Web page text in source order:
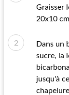
Graisser
20x10
Dans un
sucre, la
jusqu'à